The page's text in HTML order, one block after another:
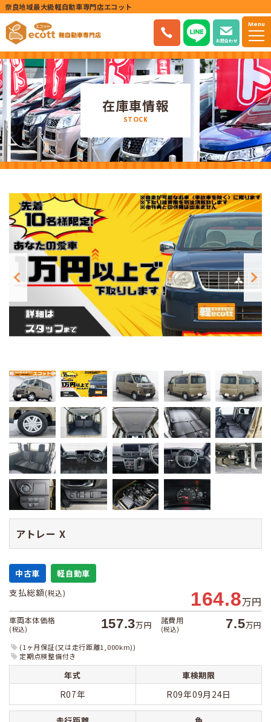
奈良地域最大級軽自動車専門店エコット
お問合わせ
Menu
在庫車情報
STOCK
アトレー X
中古車 軽自動車
支払総額(税込) 164.8万円
車両本体価格
(税込) 157.3万円 諸費用
(税込) 7.5万円
(1ヶ月保証(又は走行距離1,000km))
定期点検整備付き
年式 車検期限
R07年 R09年09月24日